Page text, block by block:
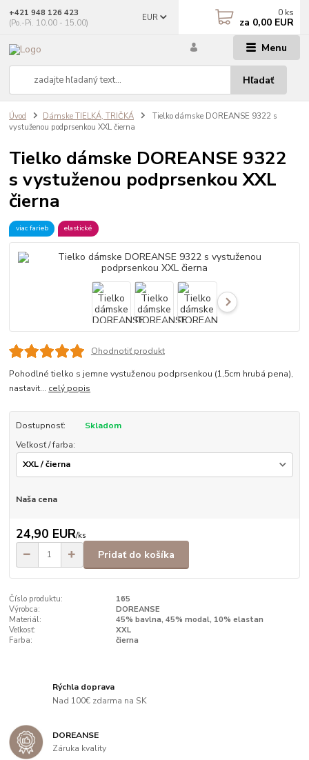
Menu
EUR
Hľadať
+421 948 126 423
(Po.-Pi. 10.00 - 15.00)
0 ks
za 0,00 EUR
Úvod Dámske TIELKÁ, TRIČKÁ
Tielko dámske DOREANSE 9322 s
vystuženou podprsenkou XXL čierna
Tielko dámske DOREANSE 9322
s vystuženou podprsenkou XXL
čierna
viac farieb elastické
Ohodnotiť produkt
Pohodlné tielko s jemne vystuženou podprsenkou (1,5cm hrubá pena),
nastavit... celý popis
Dostupnosť:
Skladom
Veľkosť / farba:
Naša cena
24,90 EUR/ks
Pridať do košíka
Číslo produktu:
165
Výrobca:
DOREANSE
Materiál:
45% bavlna, 45% modal, 10% elastan
Veľkosť:
XXL
Farba:
čierna
Rýchla doprava
Nad 100€ zdarma na SK
DOREANSE
Záruka kvality